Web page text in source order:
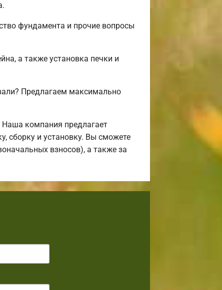
фундамента и прочие вопросы
а также установка печки и
Предлагаем максимально
компания предлагает
сборку и установку. Вы сможете
взносов), а также за